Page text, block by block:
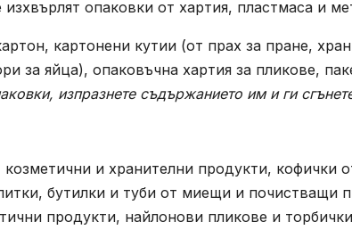
опаковки от хартия, пластмаса и
картонени кутии (от прах за пране,
за яйца), опаковъчна хартия за пликове,
изпразнете съдържанието им и ги
и хранителни продукти, кофички
бутилки и туби от миещи и почистващи
продукти, найлонови пликове и